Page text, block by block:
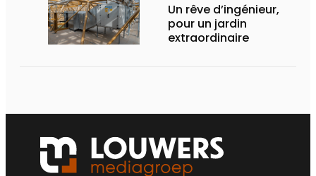
Un rêve d’ingénieur,
pour un jardin
extraordinaire